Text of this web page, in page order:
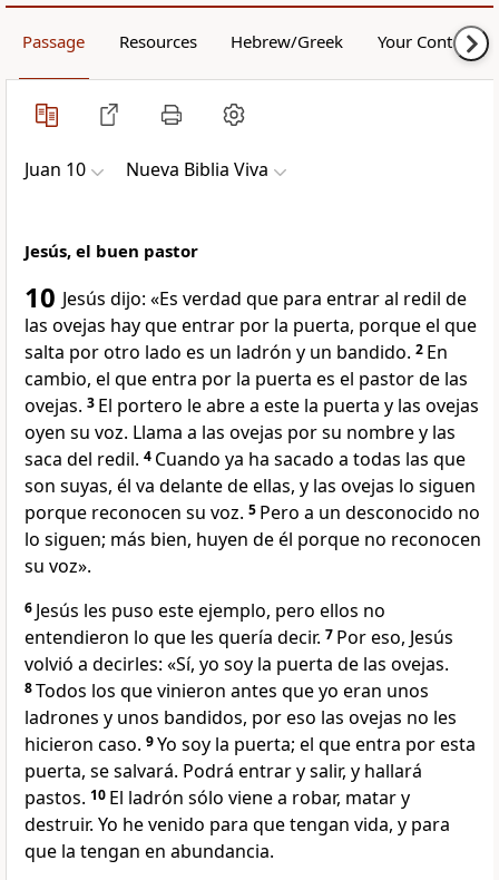
Passage Resources Hebrew/Greek Your Content
Juan 10 Nueva Biblia Viva
Jesús, el buen pastor
10 Jesús dijo: «Es verdad que para entrar al redil de
las ovejas hay que entrar por la puerta, porque el que
salta por otro lado es un ladrón y un bandido. 2 En
cambio, el que entra por la puerta es el pastor de las
ovejas. 3 El portero le abre a este la puerta y las ovejas
oyen su voz. Llama a las ovejas por su nombre y las
saca del redil. 4 Cuando ya ha sacado a todas las que
son suyas, él va delante de ellas, y las ovejas lo siguen
porque reconocen su voz. 5 Pero a un desconocido no
lo siguen; más bien, huyen de él porque no reconocen
su voz».
6 Jesús les puso este ejemplo, pero ellos no
entendieron lo que les quería decir. 7 Por eso, Jesús
volvió a decirles: «Sí, yo soy la puerta de las ovejas.
8Todos los que vinieron antes que yo eran unos
ladrones y unos bandidos, por eso las ovejas no les
hicieron caso. 9Yo soy la puerta; el que entra por esta
puerta, se salvará. Podrá entrar y salir, y hallará
pastos. 10 El ladrón sólo viene a robar, matar y
destruir. Yo he venido para que tengan vida, y para
que la tengan en abundancia.